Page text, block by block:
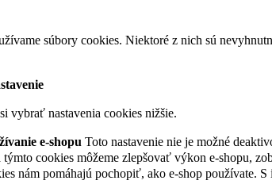
súbory cookies. Niektoré z nich sú
vybrať nastavenia cookies nižšie.
e-shopu Toto nastavenie nie je možné
cookies môžeme zlepšovať výkon e-shopu,
nám pomáhajú pochopiť, ako e-shop používate.